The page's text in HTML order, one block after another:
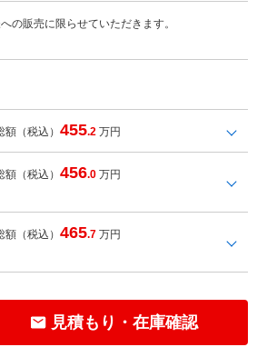
の販売に限らせていただきます。
額（税込）455.2 万円
額（税込）456.0 万円
額（税込）465.7 万円
見積もり・在庫確認